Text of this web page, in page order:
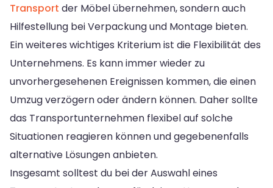
Transport der Möbel übernehmen, sondern auch
Hilfestellung bei Verpackung und Montage bieten.
Ein weiteres wichtiges Kriterium ist die Flexibilität des
Unternehmens. Es kann immer wieder zu
unvorhergesehenen Ereignissen kommen, die einen
Umzug verzögern oder ändern können. Daher sollte
das Transportunternehmen flexibel auf solche
Situationen reagieren können und gegebenenfalls
alternative Lösungen anbieten.
Insgesamt solltest du bei der Auswahl eines